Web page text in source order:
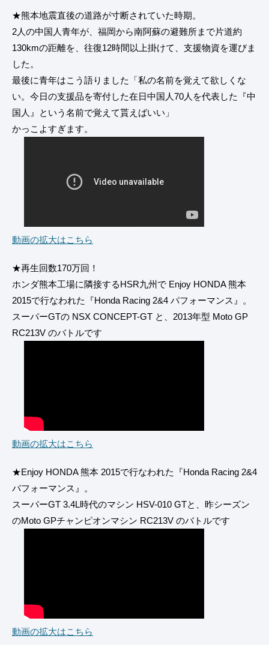
★熊本地震直後の道路が寸断されていた時期。
2人の中国人青年が、福岡から南阿蘇の避難所まで片道約
130kmの距離を、往復12時間以上掛けて、支援物資を運びま
した。
最後に青年はこう語りました「私の名前を覚えて欲しくな
い。今日の支援品を寄付した在日中国人70人を代表した『中
国人』という名前で覚えて貰えばいい」
かっこよすぎます。
動画の拡大はこちら
★再生回数170万回！
ホンダ熊本工場に隣接するHSR九州で Enjoy HONDA 熊本
2015で行なわれた『Honda Racing 2&4 パフォーマンス』。
スーパーGTの NSX CONCEPT-GT と、2013年型 Moto GP
RC213V のバトルです
動画の拡大はこちら
★Enjoy HONDA 熊本 2015で行なわれた『Honda Racing 2&4
パフォーマンス』。
スーパーGT 3.4L時代のマシン HSV-010 GTと、昨シーズン
のMoto GPチャンピオンマシン RC213V のバトルです
動画の拡大はこちら